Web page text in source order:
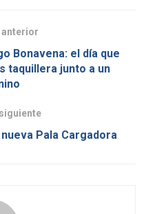
Bonavena: el día que
taquillera junto a un
Pala Cargadora